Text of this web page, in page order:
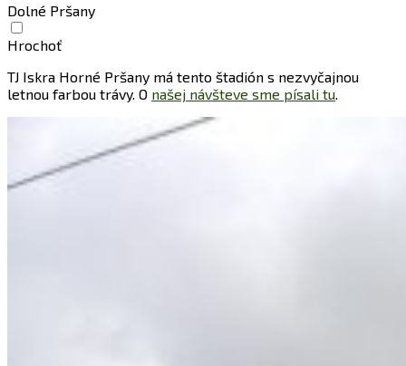
Dolné Pršany
Hrochoť
TJ Iskra Horné Pršany má tento štadión s nezvyčajnou
letnou farbou trávy. O našej návšteve sme písali tu